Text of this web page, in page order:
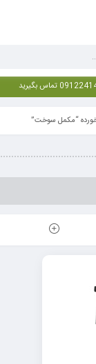
“مکمل سوخت”